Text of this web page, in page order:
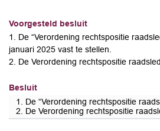
Voorgesteld besluit
1. De “Verordening rechtspositie
januari 2025 vast te stellen.
2. De Verordening rechtspositie
Besluit
1. De “Verordening rechtspositie
2. De Verordening rechtspositie